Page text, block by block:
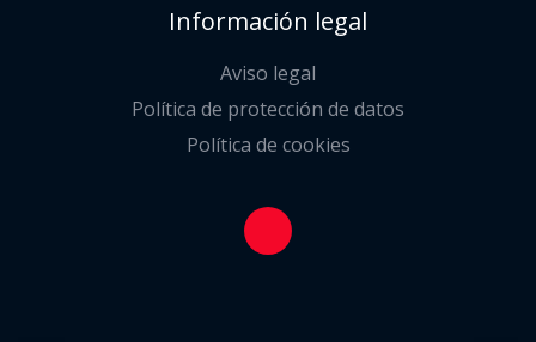
Información legal
Aviso legal
Política de protección de datos
Política de cookies